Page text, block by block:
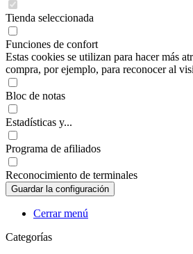
Tienda seleccionada
Funciones de confort
Estas cookies se utilizan para hacer más
compra, por ejemplo, para reconocer al
Bloc de notas
Estadísticas y...
Programa de afiliados
Reconocimiento de terminales
Cerrar menú
Categorías